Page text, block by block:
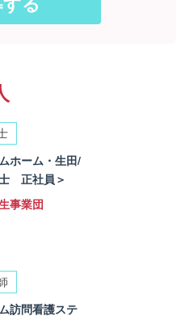
ホーム・生田/
正社員＞
事業団
訪問看護ステ